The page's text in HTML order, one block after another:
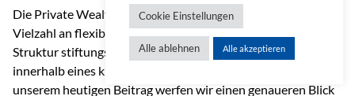
Die Private Wealth Police (PWP) der Vienna-Life bietet eine
Vielzahl an flexiblen Gestaltungsmöglichkeiten, die in ihrer
Struktur stiftungsähnliche Vorteile schaffen und das
innerhalb eines klassischen Versicherungsrahmens. In
unserem heutigen Beitrag werfen wir einen genaueren Blick
Cookie Einstellungen
Alle ablehnen Alle akzeptieren